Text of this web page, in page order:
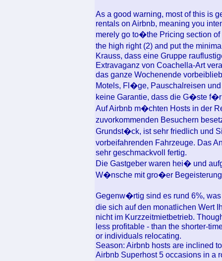
As a good warning, most of this is
rentals on Airbnb, meaning you
merely go to�the Pricing section
the high right (2) and put the
Krauss, dass eine Gruppe
Extravaganz von Coachella-Art
das ganze Wochenende
Motels, Fl�ge, Pauschalreisen
keine Garantie, dass die G�ste
Auf Airbnb m�chten Hosts in der
zuvorkommenden Besuchern
Grundst�ck, ist sehr friedlich und
vorbeifahrenden Fahrzeuge. Das
sehr geschmackvoll fertig.
Die Gastgeber waren hei� und
W�nsche mit gro�er
Gegenw�rtig sind es rund 6%,
die sich auf den monatlichen Wert
nicht im Kurzzeitmietbetrieb.
less profitable - than the shorter-
or individuals relocating.
Season: Airbnb hosts are inclined
Airbnb Superhost 5 occasions in a